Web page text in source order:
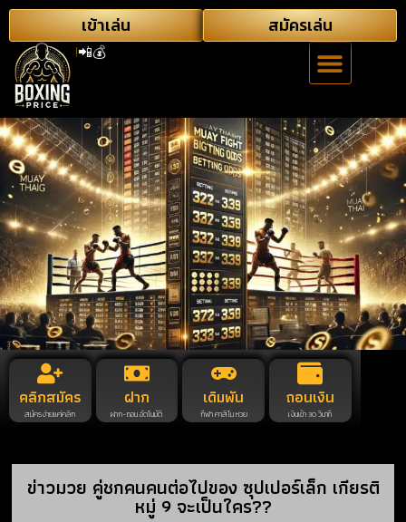
🔥อัพเดทราค
เข้าเล่น สมัครเล่น
คลิกสมัคร
สมัครง่ายแค่คลิก
ฝาก
ฝาก-ถอน อัตโนมัติ
เดิมพัน
กีฬา คาสิโน หวย
ถอนเงิน
เงินเข้า 30 วินาที
ข่าวมวย คู่ชกคนคนต่อไปของ ซุปเปอร์เล็ก เกียรติ
หมู่ 9 จะเป็นใคร??